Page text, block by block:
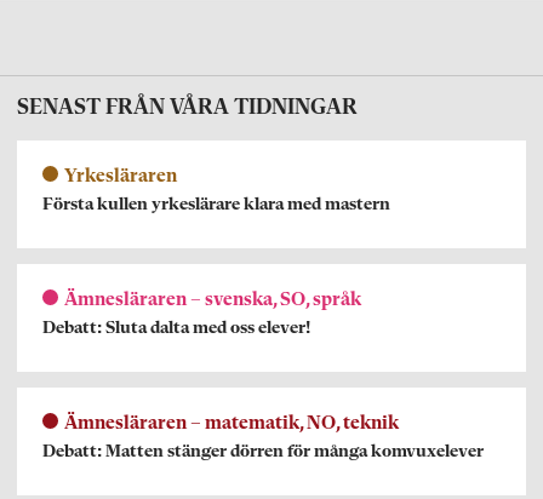
SENAST FRÅN VÅRA TIDNINGAR
Yrkesläraren
Första kullen yrkeslärare klara med mastern
Ämnesläraren – svenska, SO, språk
Debatt: Sluta dalta med oss elever!
Ämnesläraren – matematik, NO, teknik
Debatt: Matten stänger dörren för många komvuxelever